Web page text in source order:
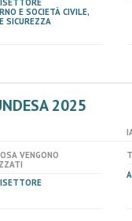
E SOCIETÀ CIVILE,
SICUREZZA
2025
VENGONO